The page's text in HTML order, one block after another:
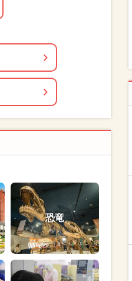
恐竜